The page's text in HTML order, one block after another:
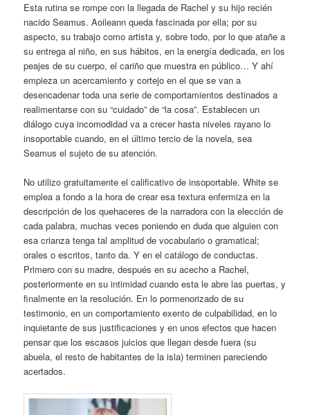
Esta rutina se rompe con la llegada de Rachel y su hijo recién
nacido Seamus. Aoileann queda fascinada por ella; por su
aspecto, su trabajo como artista y, sobre todo, por lo que atañe a
su entrega al niño, en sus hábitos, en la energía dedicada, en los
peajes de su cuerpo, el cariño que muestra en público… Y ahí
empieza un acercamiento y cortejo en el que se van a
desencadenar toda una serie de comportamientos destinados a
realimentarse con su “cuidado” de “la cosa”. Establecen un
diálogo cuya incomodidad va a crecer hasta niveles rayano lo
insoportable cuando, en el último tercio de la novela, sea
Seamus el sujeto de su atención.
No utilizo gratuitamente el calificativo de insoportable. White se
emplea a fondo a la hora de crear esa textura enfermiza en la
descripción de los quehaceres de la narradora con la elección de
cada palabra, muchas veces poniendo en duda que alguien con
esa crianza tenga tal amplitud de vocabulario o gramatical;
orales o escritos, tanto da. Y en el catálogo de conductas.
Primero con su madre, después en su acecho a Rachel,
posteriormente en su intimidad cuando esta le abre las puertas, y
finalmente en la resolución. En lo pormenorizado de su
testimonio, en un comportamiento exento de culpabilidad, en lo
inquietante de sus justificaciones y en unos efectos que hacen
pensar que los escasos juicios que llegan desde fuera (su
abuela, el resto de habitantes de la isla) terminen pareciendo
acertados.